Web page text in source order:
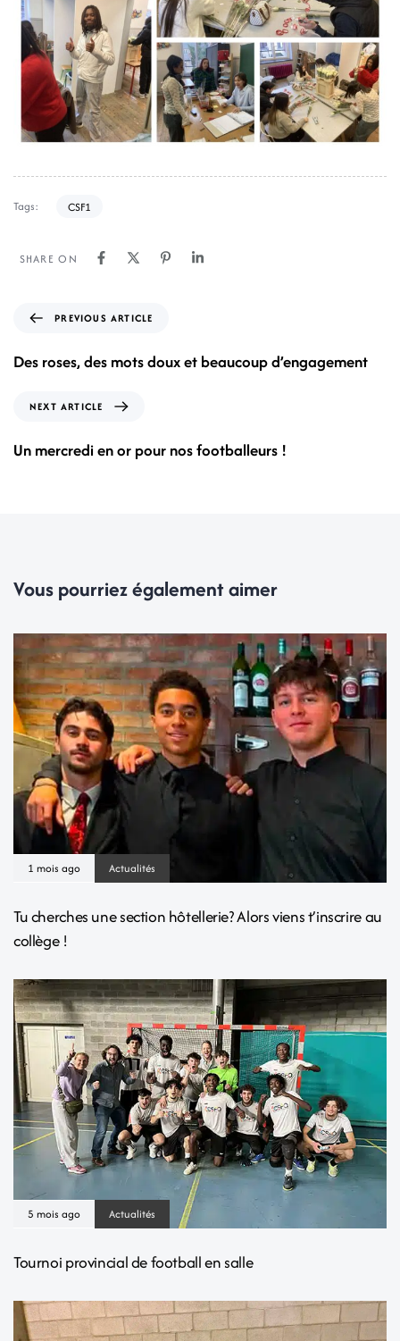
Tags: CSF1
SHARE ON
PREVIOUS ARTICLE
Des roses, des mots doux et beaucoup d’engagement
NEXT ARTICLE
Un mercredi en or pour nos footballeurs !
Vous pourriez également aimer
1 mois ago Actualités
Tu cherches une section hôtellerie? Alors viens t’inscrire au
collège !
5 mois ago Actualités
Tournoi provincial de football en salle